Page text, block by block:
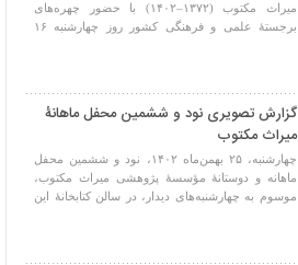
میراث مکتوب (۱۳۷۲–۱۴۰۲) با حضور چهره‌های
برجستۀ علمی و فرهنگی کشور روز چهارشنبه ۱۶
گزارش تصویری نود و ششمین محفل ماهانۀ
میراث مکتوب
چهارشنبه، ۲۵ بهمن‌ماه ۱۴۰۲، نود و ششمین محفل
ماهانه و دوستانۀ مؤسسۀ پژوهشی میراث مکتوب،
موسوم به چهارشنبه‌های دیدار، در سالن کتابخانۀ این